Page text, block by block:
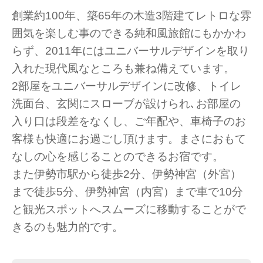
創業約100年、築65年の木造3階建てレトロな雰
囲気を楽しむ事のできる純和風旅館にもかかわ
らず、2011年にはユニバーサルデザインを取り
入れた現代風なところも兼ね備えています。
2部屋をユニバーサルデザインに改修、トイレ
洗面台、玄関にスローブが設けられ､お部屋の
入り口は段差をなくし、ご年配や、車椅子のお
客様も快適にお過ごし頂けます。まさにおもて
なしの心を感じることのできるお宿です。
また伊勢市駅から徒歩2分、伊勢神宮（外宮）
まで徒歩5分、伊勢神宮（内宮）まで車で10分
と観光スポットへスムーズに移動することがで
きるのも魅力的です。